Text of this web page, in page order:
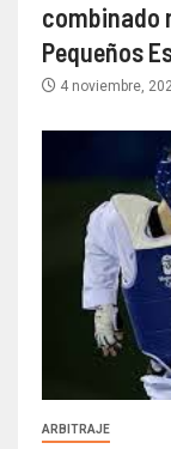
combinado
Pequeños
4 noviembre,
ARBITRAJE